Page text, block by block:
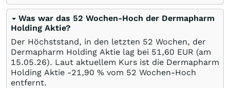
Was war das 52 Wochen-Hoch der Dermapharm
Holding Aktie?
Der Höchststand, in den letzten 52 Wochen, der
Dermapharm Holding Aktie lag bei 51,60 EUR (am
15.05.26). Laut aktuellem Kurs ist die Dermapharm
Holding Aktie -21,90 % vom 52 Wochen-Hoch
entfernt.